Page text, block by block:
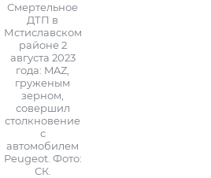
Смертельное
ДТП в
Мстиславском
районе 2
августа 2023
года: MAZ,
груженым
зерном,
совершил
столкновение
с
автомобилем
Peugeot. Фото:
СК.